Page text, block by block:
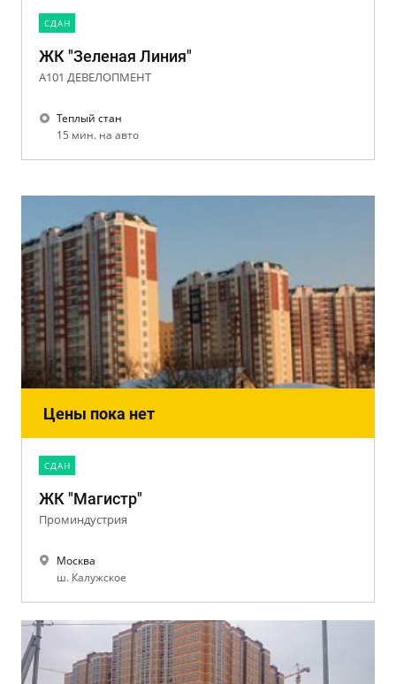
CДАН
ЖК "Зеленая Линия"
А101 ДЕВЕЛОПМЕНТ
Теплый стан
15 мин. на авто
Цены пока нет
CДАН
ЖК "Магистр"
Проминдустрия
Москва
ш. Калужское